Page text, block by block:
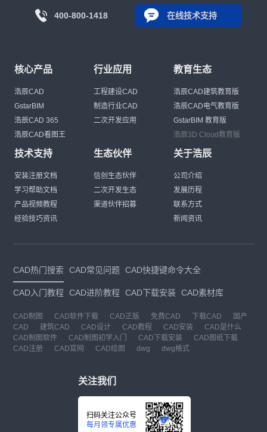
400-800-1418 在线技术支持
核心产品
浩辰CAD
GstarBIM
浩辰CAD 365
浩辰CAD看图王
行业应用
工程建设CAD
制造行业CAD
二次开发应用
教育生态
浩辰CAD建筑教育版
浩辰CAD电气教育版
GstarBIM 教育版
浩辰3D Cloud教育版
技术支持
安装注册文档
学习帮助文档
产品视频教程
经验技巧资讯
生态伙伴
信创生态伙伴
二次开发生态
渠道伙伴招募
关于浩辰
公司介绍
发展历程
联系方式
新闻资讯
CAD热门搜索 CAD常见问题 CAD快捷键命令大全
CAD入门教程 CAD进阶教程 CAD下载安装 CAD素材库
CAD制图 CAD软件下载 CAD正版 免费CAD 下载CAD
国产
CAD
建筑CAD CAD设计 CAD教程 CAD安装
CAD是什么
CAD制图软件
CAD制图初学入门 CAD下载安装
CAD图纸下载
CAD注册
CAD官网 CAD绘图 dwg dwg格式
关注我们
扫码关注公众号
每月领专属优惠